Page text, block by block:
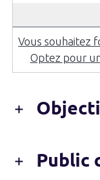
Vous souhaitez
Optez pour
Public